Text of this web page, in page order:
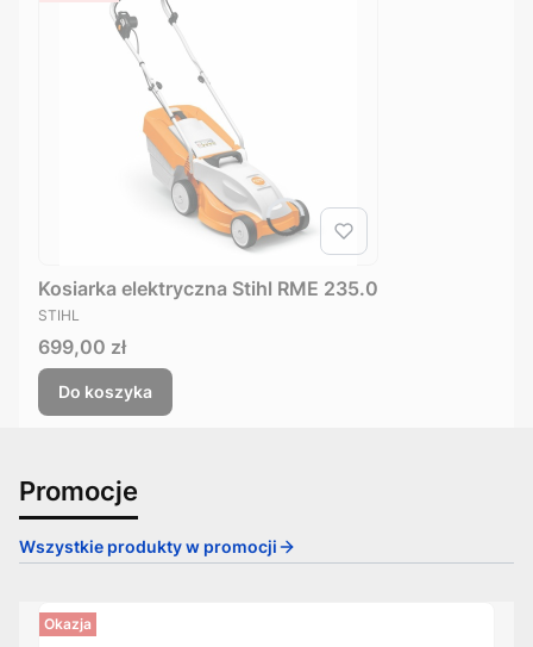
Kosiarka elektryczna Stihl RME 235.0
PRODUCENT
STIHL
Cena
699,00 zł
Do koszyka
Promocje
Wszystkie produkty w promocji
Okazja